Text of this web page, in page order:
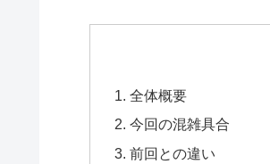
全体概要
今回の混雑具合
前回との違い